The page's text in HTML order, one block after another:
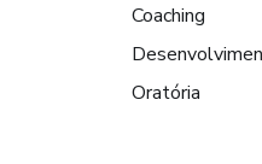
Coaching
Oratória